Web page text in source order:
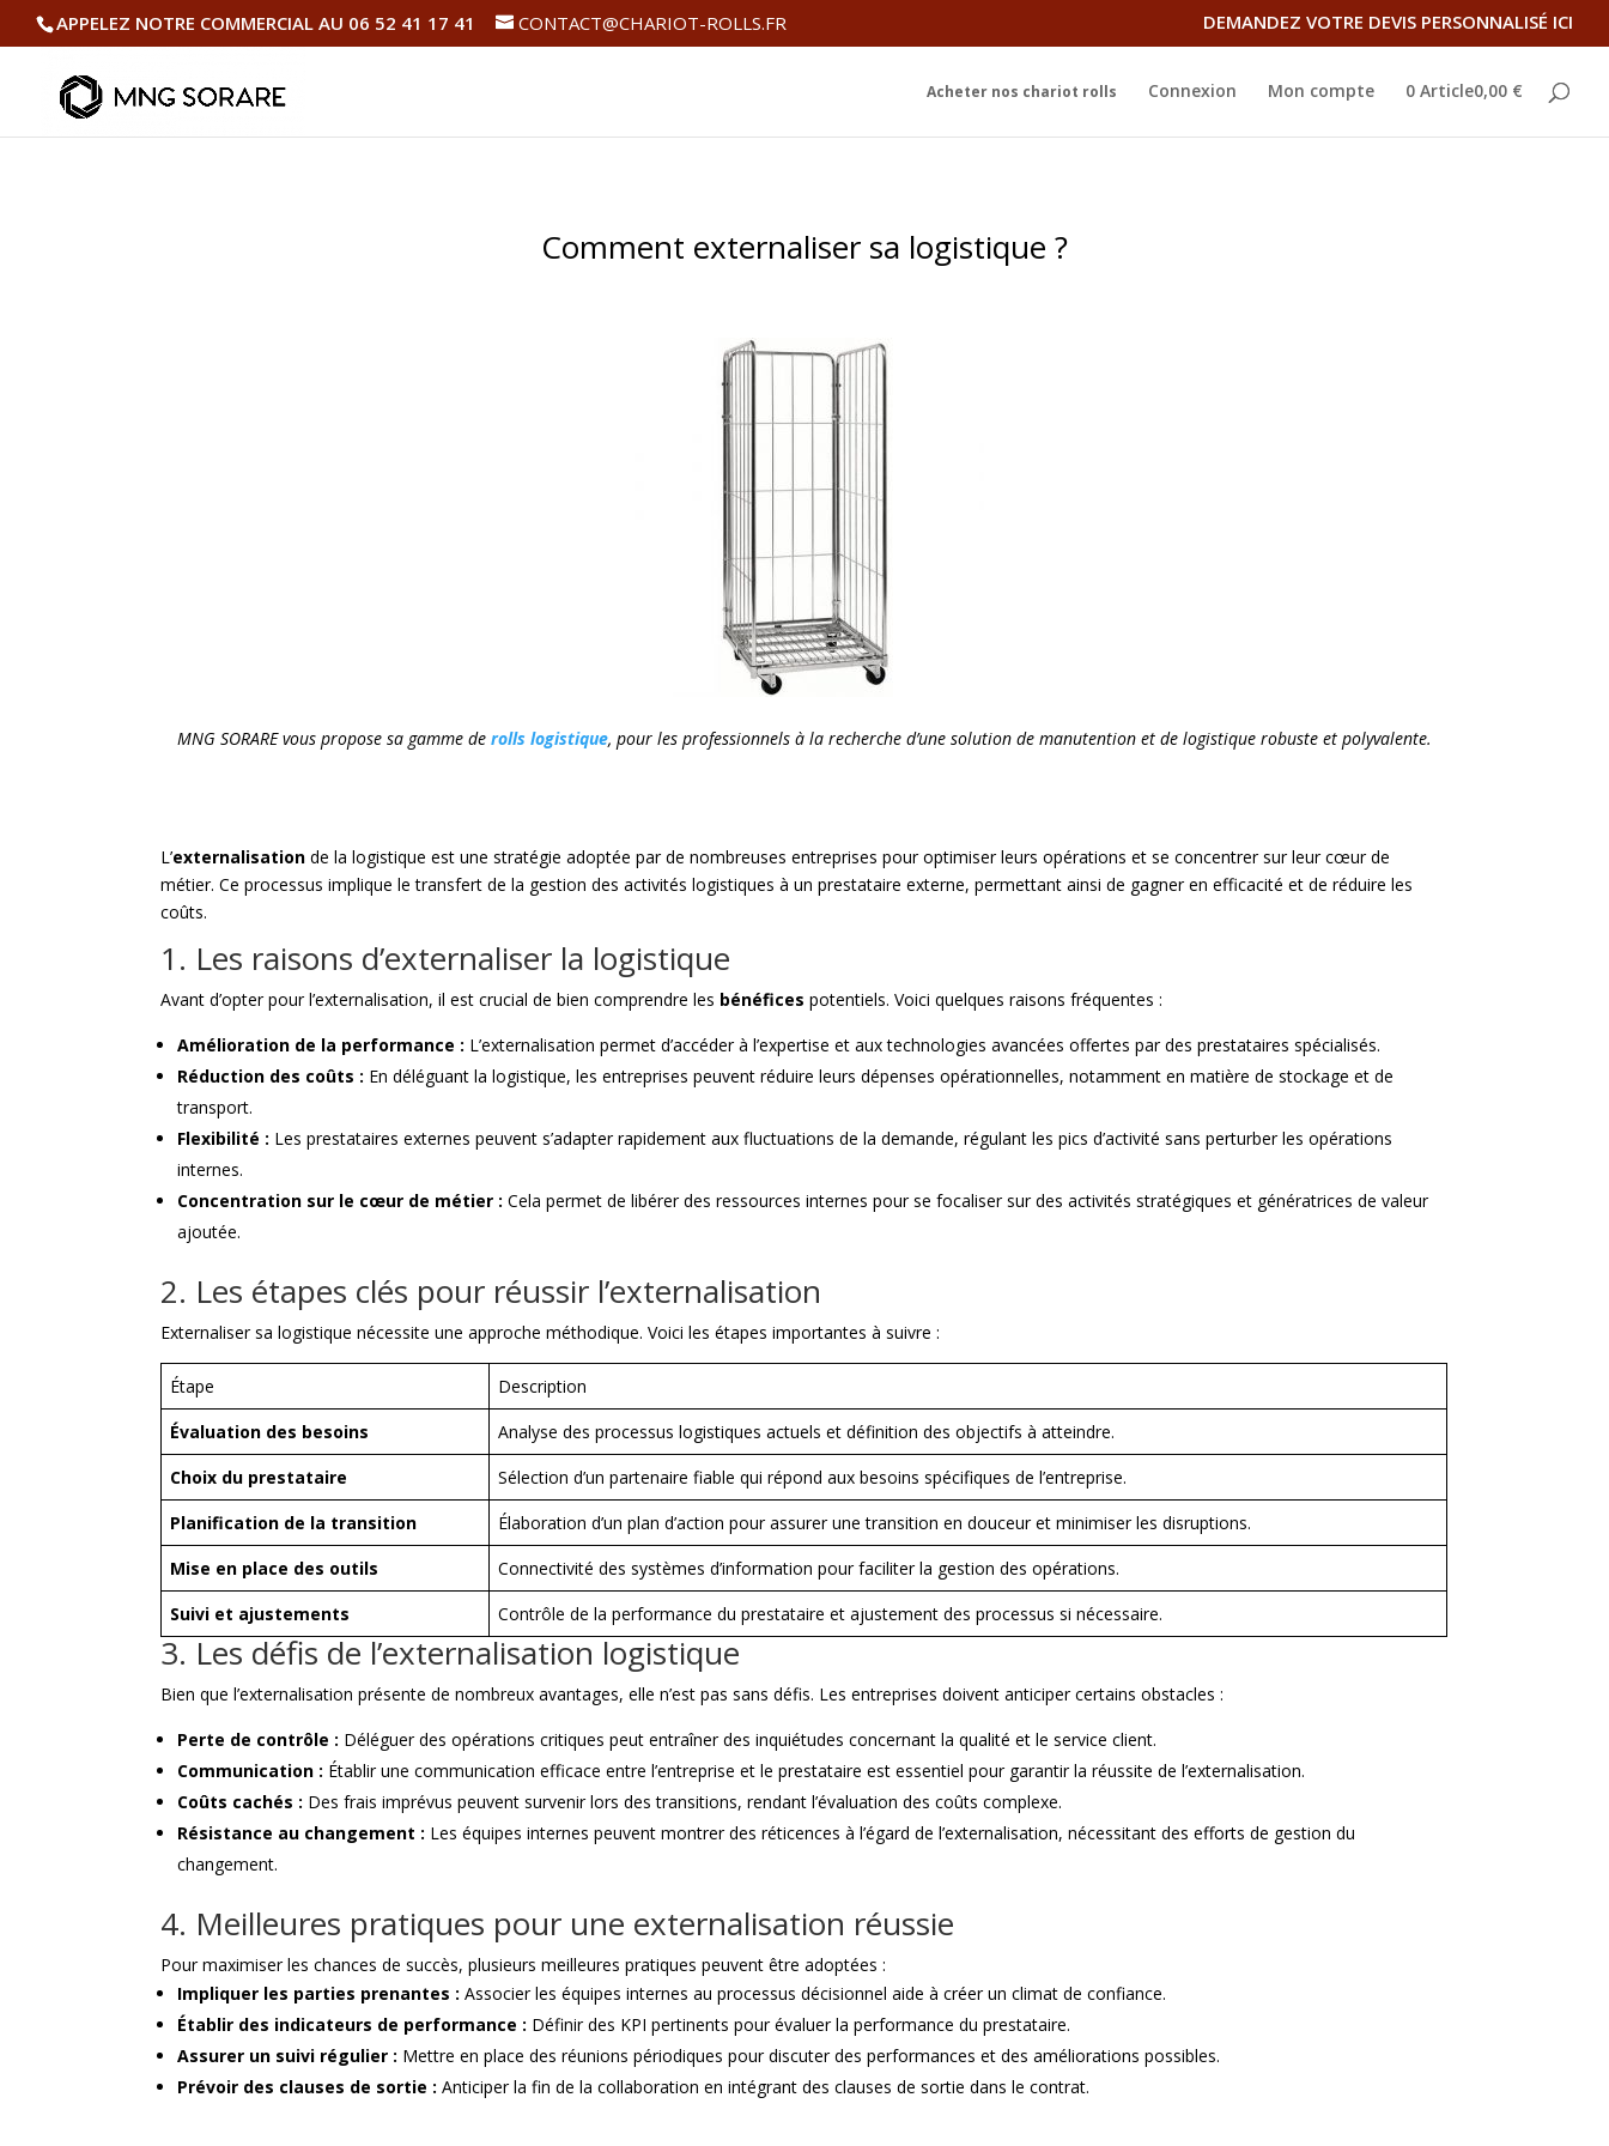
APPELEZ NOTRE COMMERCIAL AU 06 52 41 17 41 CONTACT@CHARIOT-ROLLS.FR DEMANDEZ VOTRE DEVIS PERSONNALISÉ ICI
Acheter nos chariot rolls Connexion Mon compte 0 Article0,00 €
Comment externaliser sa logistique ?
MNG SORARE vous propose sa gamme de rolls logistique, pour les professionnels à la recherche d’une solution de manutention et de logistique robuste et polyvalente.
L’externalisation de la logistique est une stratégie adoptée par de nombreuses entreprises pour optimiser leurs opérations et se concentrer sur leur cœur de
métier. Ce processus implique le transfert de la gestion des activités logistiques à un prestataire externe, permettant ainsi de gagner en efficacité et de réduire les
coûts.
1. Les raisons d’externaliser la logistique
Avant d’opter pour l’externalisation, il est crucial de bien comprendre les bénéfices potentiels. Voici quelques raisons fréquentes :
Amélioration de la performance : L’externalisation permet d’accéder à l’expertise et aux technologies avancées offertes par des prestataires spécialisés.
Réduction des coûts : En déléguant la logistique, les entreprises peuvent réduire leurs dépenses opérationnelles, notamment en matière de stockage et de
transport.
Flexibilité : Les prestataires externes peuvent s’adapter rapidement aux fluctuations de la demande, régulant les pics d’activité sans perturber les opérations
internes.
Concentration sur le cœur de métier : Cela permet de libérer des ressources internes pour se focaliser sur des activités stratégiques et génératrices de valeur
ajoutée.
2. Les étapes clés pour réussir l’externalisation
Externaliser sa logistique nécessite une approche méthodique. Voici les étapes importantes à suivre :
Étape
Description
Évaluation des besoins
Analyse des processus logistiques actuels et définition des objectifs à atteindre.
Choix du prestataire
Sélection d’un partenaire fiable qui répond aux besoins spécifiques de l’entreprise.
Planification de la transition
Élaboration d’un plan d’action pour assurer une transition en douceur et minimiser les disruptions.
Mise en place des outils
Connectivité des systèmes d’information pour faciliter la gestion des opérations.
Suivi et ajustements
Contrôle de la performance du prestataire et ajustement des processus si nécessaire.
3. Les défis de l’externalisation logistique
Bien que l’externalisation présente de nombreux avantages, elle n’est pas sans défis. Les entreprises doivent anticiper certains obstacles :
Perte de contrôle : Déléguer des opérations critiques peut entraîner des inquiétudes concernant la qualité et le service client.
Communication : Établir une communication efficace entre l’entreprise et le prestataire est essentiel pour garantir la réussite de l’externalisation.
Coûts cachés : Des frais imprévus peuvent survenir lors des transitions, rendant l’évaluation des coûts complexe.
Résistance au changement : Les équipes internes peuvent montrer des réticences à l’égard de l’externalisation, nécessitant des efforts de gestion du
changement.
4. Meilleures pratiques pour une externalisation réussie
Pour maximiser les chances de succès, plusieurs meilleures pratiques peuvent être adoptées :
Impliquer les parties prenantes : Associer les équipes internes au processus décisionnel aide à créer un climat de confiance.
Établir des indicateurs de performance : Définir des KPI pertinents pour évaluer la performance du prestataire.
Assurer un suivi régulier : Mettre en place des réunions périodiques pour discuter des performances et des améliorations possibles.
Prévoir des clauses de sortie : Anticiper la fin de la collaboration en intégrant des clauses de sortie dans le contrat.